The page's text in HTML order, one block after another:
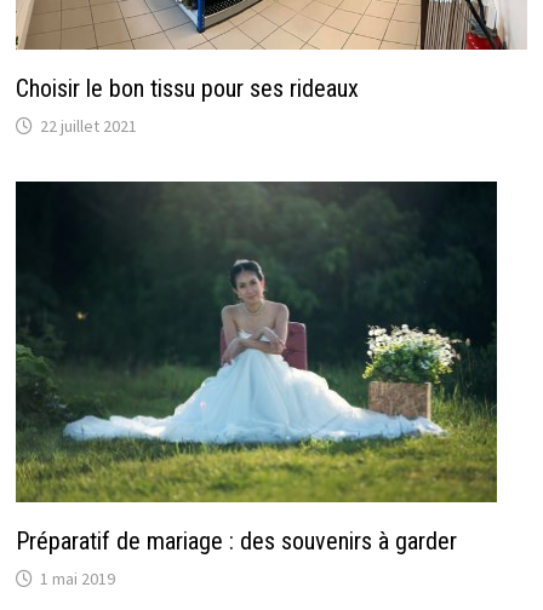
Choisir le bon tissu pour ses rideaux
22 juillet 2021
Préparatif de mariage : des souvenirs à garder
1 mai 2019